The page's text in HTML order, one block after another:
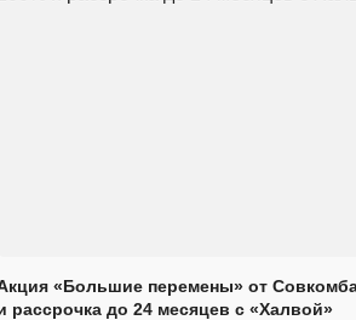
«Большие перемены» от
рассрочка до 24 месяцев с «Халвой»